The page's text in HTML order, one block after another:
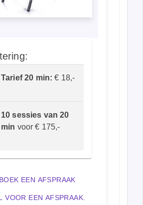
Tarief 20 min: € 18,-
10 sessies van 20
min voor € 175,-
BOEK EEN AFSPRAAK
VOOR EEN AFSPRAAK.